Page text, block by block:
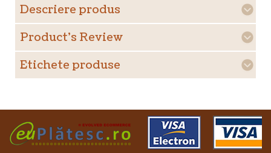
Descriere produs
Product's Review
Etichete produse